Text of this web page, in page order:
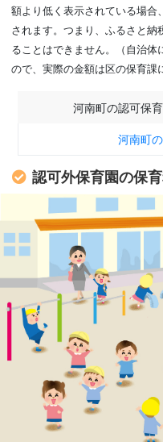
額より低く表示されている場合
されます。つまり、ふるさと納
ることはできません。（自治体
ので、実際の金額は区の保育課
河南町の認可保
河南町
認可外保育園の保